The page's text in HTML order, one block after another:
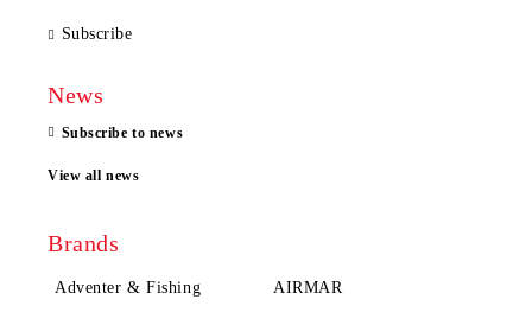
Subscribe
News
Subscribe to news
View all news
Brands
Adventer & Fishing AIRMAR